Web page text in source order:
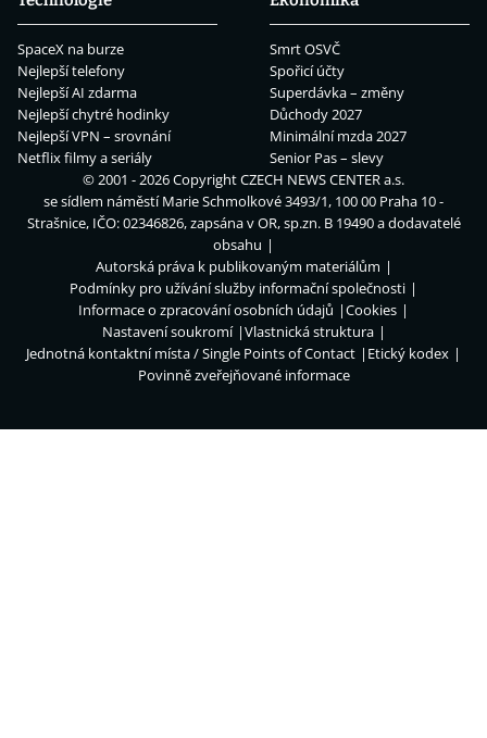
SpaceX na burze
Nejlepší telefony
Nejlepší AI zdarma
Nejlepší chytré hodinky
Nejlepší VPN – srovnání
Netflix filmy a seriály
Smrt OSVČ
Spořicí účty
Superdávka – změny
Důchody 2027
Minimální mzda 2027
Senior Pas – slevy
© 2001 - 2026 CopyrightCZECH NEWS CENTER a.s.
se sídlem náměstí Marie Schmolkové 3493/1, 100 00 Praha 10 -
Strašnice, IČO: 02346826, zapsána v OR, sp.zn. B 19490 a dodavatelé
obsahu
Autorská práva k publikovaným materiálům
Podmínky pro užívání služby informační společnosti
Informace o zpracování osobních údajů
Cookies
Nastavení soukromí
Vlastnická struktura
Jednotná kontaktní místa / Single Points of Contact
Etický kodex
Povinně zveřejňované informace